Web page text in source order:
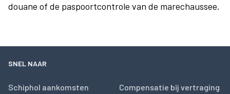
douane of de paspoortcontrole van de marechaussee.
SNEL NAAR
Schiphol aankomsten
Compensatie bij vertraging